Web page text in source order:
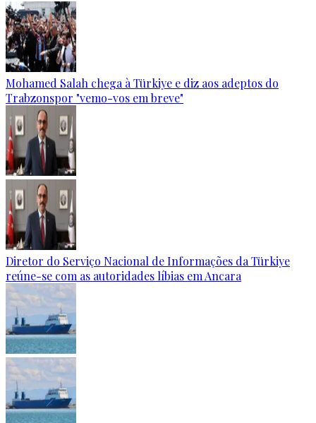
Mohamed Salah chega à Türkiye e diz aos adeptos do
Trabzonspor "vemo-vos em breve"
Diretor do Serviço Nacional de Informações da Türkiye
reúne-se com as autoridades líbias em Ancara